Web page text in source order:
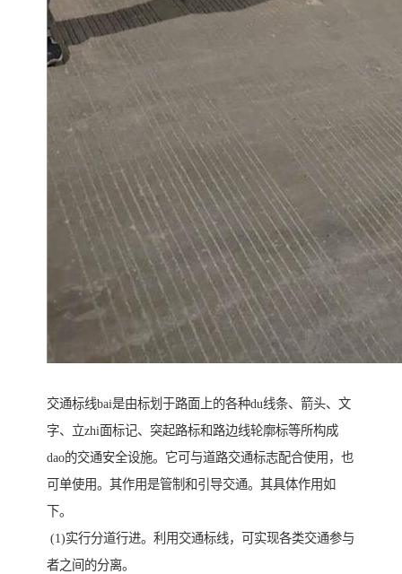
交通标线bai是由标划于路面上的各种du线条、箭头、文
字、立zhi面标记、突起路标和路边线轮廓标等所构成
dao的交通安全设施。它可与道路交通标志配合使用，也
可单使用。其作用是管制和引导交通。其具体作用如
下。
(1)实行分道行进。利用交通标线，可实现各类交通参与
者之间的分离。